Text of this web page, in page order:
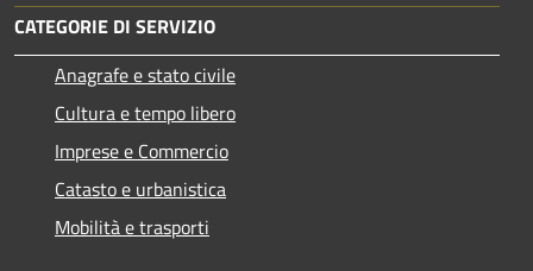
CATEGORIE DI SERVIZIO
Anagrafe e stato civile
Cultura e tempo libero
Imprese e Commercio
Catasto e urbanistica
Mobilità e trasporti